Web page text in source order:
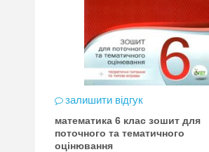
залишити відгук
математика 6 клас зошит для
поточного та тематичного
оцінювання